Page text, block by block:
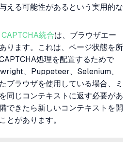
える可能性があるという実用的な
統合は、ブラウザエー
ります。これは、ページ状態を所
処理を配置するためで
、Puppeteer、Selenium、
ブラウザを使用している場合、ミ
同じコンテキストに返す必要があ
できたら新しいコンテキストを開
とがあります。